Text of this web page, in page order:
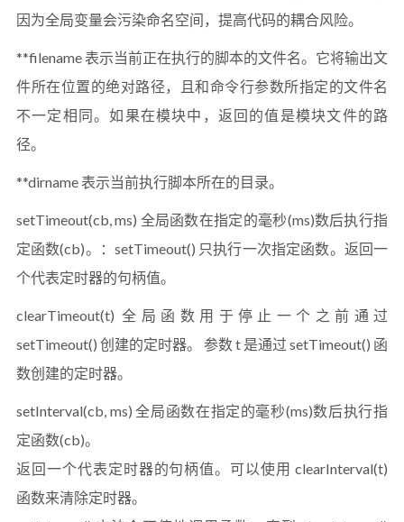
因为全局变量会污染命名空间，提高代码的耦合风险。
**filename 表示当前正在执行的脚本的文件名。它将输出文
件所在位置的绝对路径，且和命令行参数所指定的文件名
不一定相同。如果在模块中，返回的值是模块文件的路
径。
**dirname 表示当前执行脚本所在的目录。
setTimeout(cb, ms) 全局函数在指定的毫秒(ms)数后执行指
定函数(cb)。：setTimeout() 只执行一次指定函数。返回一
个代表定时器的句柄值。
clearTimeout(t) 全局函数用于停止一个之前通过
setTimeout() 创建的定时器。 参数 t 是通过 setTimeout() 函
数创建的定时器。
setInterval(cb, ms) 全局函数在指定的毫秒(ms)数后执行指
定函数(cb)。
返回一个代表定时器的句柄值。可以使用 clearInterval(t)
函数来清除定时器。